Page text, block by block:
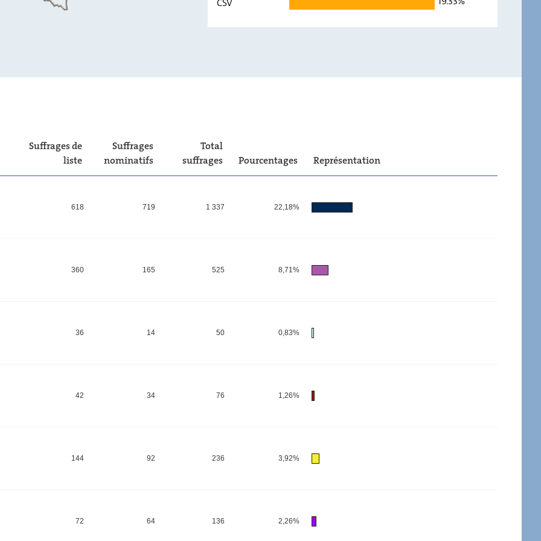
CSV 19,33 -
CSV
Suffrages de
liste
Suffrages
nominatifs
Total
suffrages
Pourcentages Représentation
618 719 1 337 22,18%
360 165 525 8,71%
36 14 50 0,83%
42 34 76 1,26%
144 92 236 3,92%
72 64 136 2,26%